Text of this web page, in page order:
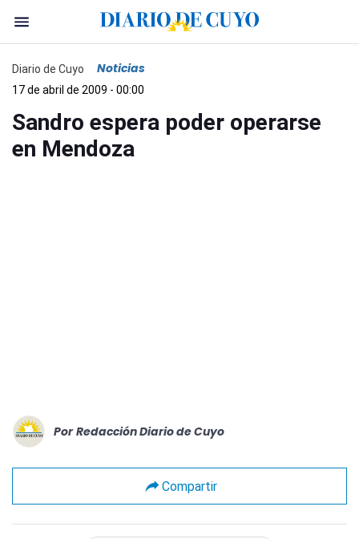
Diario de Cuyo Noticias
17 de abril de 2009 - 00:00
Sandro espera poder operarse
en Mendoza
Por Redacción Diario de Cuyo
Compartir